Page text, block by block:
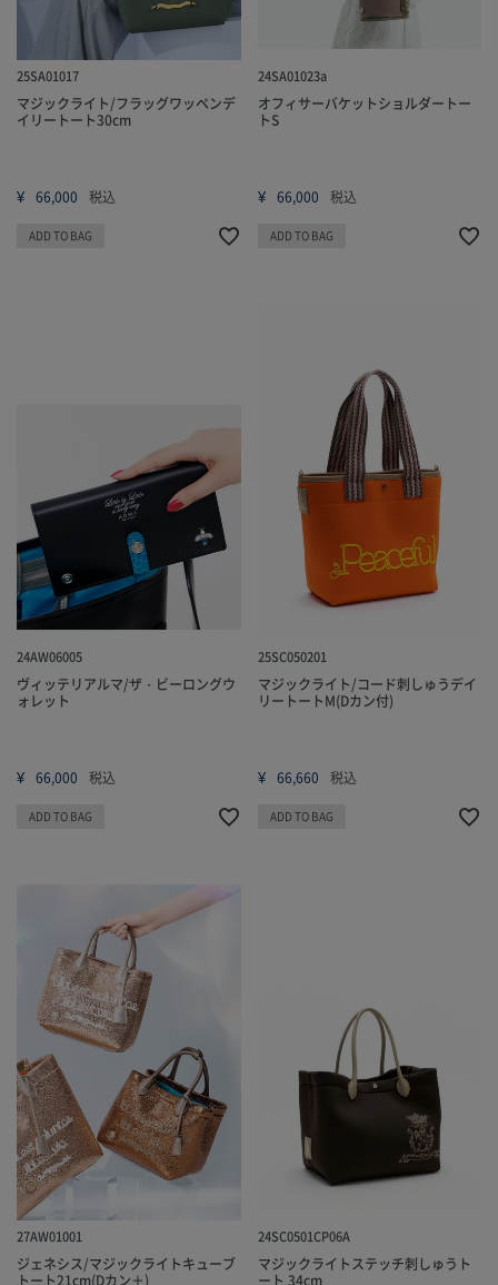
25SA01017
マジックライト/フラッグワッペンデ
イリートート30cm
¥ 66,000 税込
ADD TO BAG
24SA01023a
オフィサーバケットショルダートー
トS
¥ 66,000 税込
ADD TO BAG
24AW06005
ヴィッテリアルマ/ザ・ビーロングウ
ォレット
¥ 66,000 税込
ADD TO BAG
25SC050201
マジックライト/コード刺しゅうデイ
リートートM(Dカン付)
¥ 66,660 税込
ADD TO BAG
27AW01001
ジェネシス/マジックライトキューブ
トート21cm(Dカン＋)
24SC0501CP06A
マジックライトステッチ刺しゅうト
ート 34cm